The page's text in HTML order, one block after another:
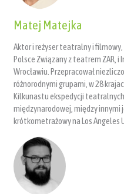
Matej Matejka
Aktor i reżyser teatralny i filmowy,
Polsce Związany z teatrem ZAR,
Wrocławiu. Przepracował
różnorodnymi grupami, w 28
Kilkunastu ekspedycji
międzynarodowej, między innymi
krótkometrażowy na Los Angeles